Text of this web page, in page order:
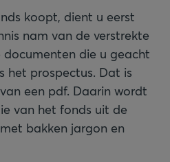
koopt, dient u eerst
nam van de verstrekte
die u geacht
het prospectus. Dat is
een pdf. Daarin wordt
van het fonds uit de
bakken jargon en